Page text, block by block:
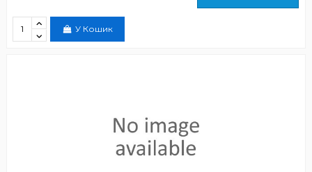
У Кошик